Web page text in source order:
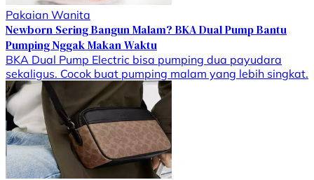
Pakaian Wanita
Newborn Sering Bangun Malam? BKA Dual Pump Bantu
Pumping Nggak Makan Waktu
BKA Dual Pump Electric bisa pumping dua payudara
sekaligus. Cocok buat pumping malam yang lebih singkat.